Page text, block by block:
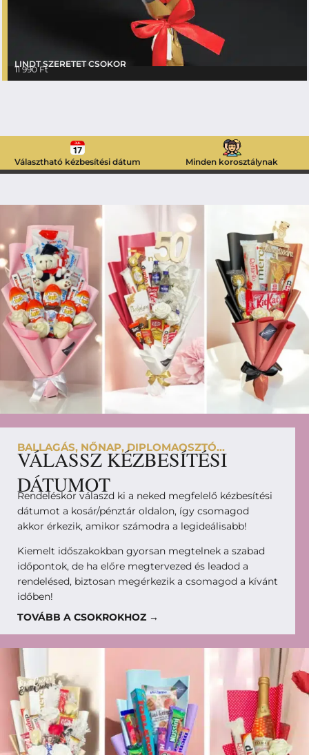
LINDT SZERETET CSOKOR
11 990Ft
Választható kézbesítési dátum Minden korosztálynak
BALLAGÁS, NŐNAP, DIPLOMAOSZTÓ...
VÁLASSZ KÉZBESÍTÉSI
DÁTUMOT
Rendeléskor válaszd ki a neked megfelelő kézbesítési
dátumot a kosár/pénztár oldalon, így csomagod
akkor érkezik, amikor számodra a legideálisabb!
Kiemelt időszakokban gyorsan megtelnek a szabad
időpontok, de ha előre megtervezed és leadod a
rendelésed, biztosan megérkezik a csomagod a kívánt
időben!
TOVÁBB A CSOKROKHOZ →